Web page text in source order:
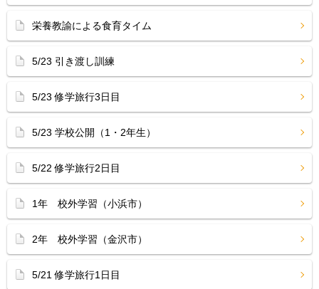
栄養教諭による食育タイム
5/23 引き渡し訓練
5/23 修学旅行3日目
5/23 学校公開（1・2年生）
5/22 修学旅行2日目
1年 校外学習（小浜市）
2年 校外学習（金沢市）
5/21 修学旅行1日目